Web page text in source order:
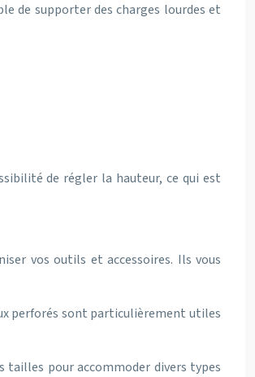
de supporter des charges lourdes et
de régler la hauteur, ce qui est
vos outils et accessoires. Ils vous
perforés sont particulièrement utiles
tailles pour accommoder divers types